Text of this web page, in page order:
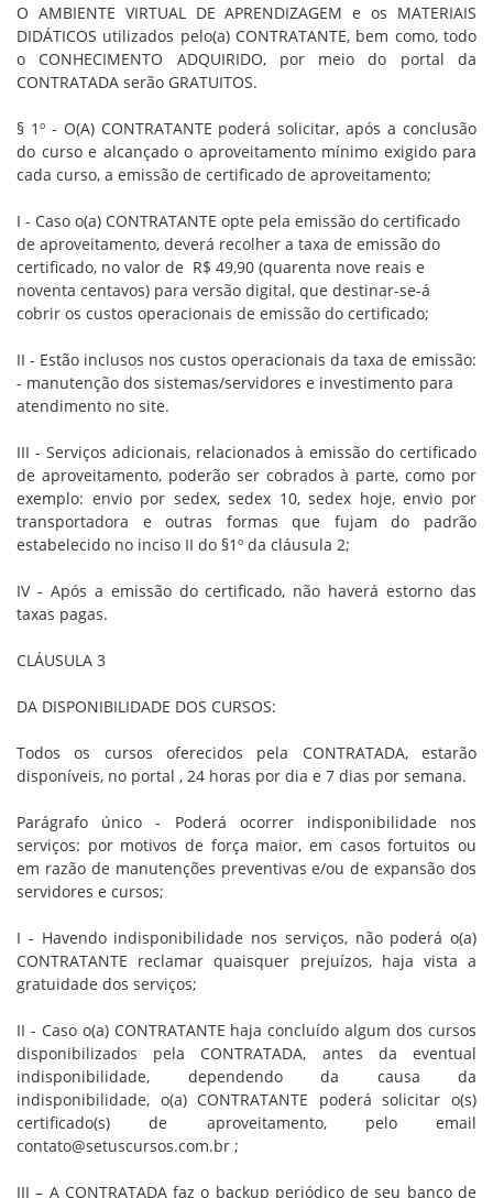
O AMBIENTE VIRTUAL DE APRENDIZAGEM e os MATERIAIS
DIDÁTICOS utilizados pelo(a) CONTRATANTE, bem como, todo
o CONHECIMENTO ADQUIRIDO, por meio do portal da
CONTRATADA serão GRATUITOS.
§ 1º - O(A) CONTRATANTE poderá solicitar, após a conclusão
do curso e alcançado o aproveitamento mínimo exigido para
cada curso, a emissão de certificado de aproveitamento;
I - Caso o(a) CONTRATANTE opte pela emissão do certificado
de aproveitamento, deverá recolher a taxa de emissão do
certificado, no valor de R$ 49,90 (quarenta nove reais e
noventa centavos) para versão digital, que destinar-se-á
cobrir os custos operacionais de emissão do certificado;
II - Estão inclusos nos custos operacionais da taxa de emissão:
- manutenção dos sistemas/servidores e investimento para
atendimento no site.
III - Serviços adicionais, relacionados à emissão do certificado
de aproveitamento, poderão ser cobrados à parte, como por
exemplo: envio por sedex, sedex 10, sedex hoje, envio por
transportadora e outras formas que fujam do padrão
estabelecido no inciso II do §1º da cláusula 2;
IV - Após a emissão do certificado, não haverá estorno das
taxas pagas.
CLÁUSULA 3
DA DISPONIBILIDADE DOS CURSOS:
Todos os cursos oferecidos pela CONTRATADA, estarão
disponíveis, no portal , 24 horas por dia e 7 dias por semana.
Parágrafo único - Poderá ocorrer indisponibilidade nos
serviços: por motivos de força maior, em casos fortuitos ou
em razão de manutenções preventivas e/ou de expansão dos
servidores e cursos;
I - Havendo indisponibilidade nos serviços, não poderá o(a)
CONTRATANTE reclamar quaisquer prejuízos, haja vista a
gratuidade dos serviços;
II - Caso o(a) CONTRATANTE haja concluído algum dos cursos
disponibilizados pela CONTRATADA, antes da eventual
indisponibilidade, dependendo da causa da
indisponibilidade, o(a) CONTRATANTE poderá solicitar o(s)
certificado(s) de aproveitamento, pelo email
contato@setuscursos.com.br ;
III – A CONTRATADA faz o backup periódico de seu banco de